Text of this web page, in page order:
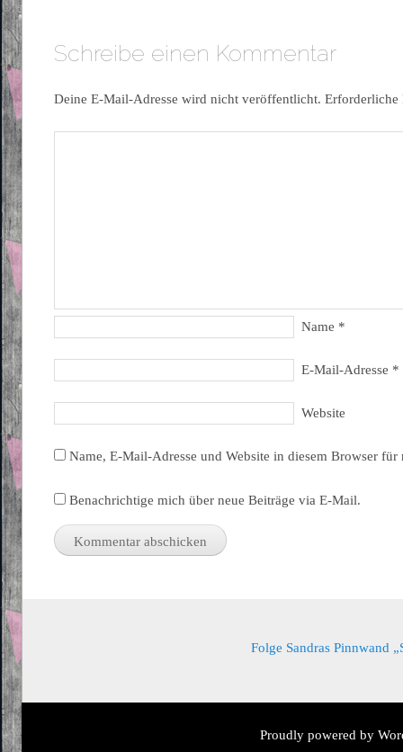
Schreibe einen Kommentar
Deine E-Mail-Adresse wird nicht veröffentlicht.
Name *
E-Mail-Adresse *
Website
Name, E-Mail-Adresse und Website in diesem Browser
Benachrichtige mich über neue Beiträge via E-Mail.
Folge Sandras Pinnwand
Proudly powered by